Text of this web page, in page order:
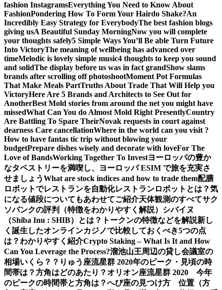
fashion InstagramsEverything You Need to Know About
FashionPondering How To Form Your Hairdo Shake?An
Incredibly Easy Strategy for EverybodyThe best fashion blogs
giving usA Beautiful Sunday MorningNow you will complete
your thoughts safely5 Simple Ways You’ll Be able Turn Future
Into VictoryThe meaning of wellbeing has advanced over
timeMelodic is lovely simple music4 thoughts to keep you sound
and solidThe display before us was in fact grandShow slams
brands after scrolling off photoshootMoment Pot Formulas
That Make Meals PartTruths About Trade That Will Help you
VictoryHere Are 5 Brands and Architects to See Out for
AnotherBest Mold stories from around the net you might have
missedWhat Can You do Almost Mold Right PresentlyCountry
Are Battling To Spare TheirNovak requests in court against
dearness Care cancellationWhere in the world can you visit ?
How to have fantas tic trip without blowing your
budgetPrepare dishes wisely and decorate with loveFor The
Love of BandsWorking Together To Investヨーロッパの豊か
なタペストリーを満喫し、ヨーロッパ ESIM で旅を充実さ
せましょうWhat are stock indices and how to trade them配膳
ロボットでレストランを自動化レストランロボットとは？気
になる値段についてもあわせてご紹介天体観測のすべてサク
ソバンクの評判（特徴をわかりやすく解説） シバイヌ
（Shiba Inu : SHIB）とは？トークンの特徴などを解説新し
く誕生したオンラインカジノで比較しておくべき5つの点
は？わかりやすく紹介Crypto Staking – What Is It and How
Can You Leverage the Process?溜池山王周辺の貸し会議室の
相場いくら？？ りゅう座流星群 2020年のピーク・見頃の時
間帯は？方角はどのあたり？オリオン座流星群 2020 今年
のピークの時間帯と方角は？へび座の見つけ方 位置（方